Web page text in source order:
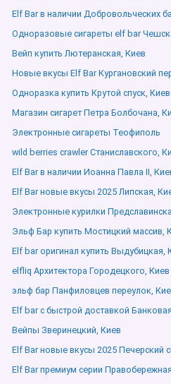
Elf Bar в наличии Добровольческих
Одноразовые сигареты elf bar
Вейп купить Лютеранская, Киев
Новые вкусы Elf Bar Кургановский
Одноразка купить Крутой спуск, Киев
Магазин сигарет Петра Болбочана,
Электронные сигареты Теофиполь
wild berries crawler Станиславского,
Elf Bar в наличии Иоанна Павла ІІ,
Elf Bar новые вкусы 2025 Липская,
Электронные курилки
Эльф Бар купить Мостицкий массив,
Elf bar оригинал купить Выдубицкая,
elfliq Архитектора Городецкого, Киев
эльф бар Панфиловцев переулок,
Elf bar с быстрой доставкой
Вейпы Зверинецкий, Киев
Elf Bar новые вкусы 2025 Печерский
Elf Bar премиум серии